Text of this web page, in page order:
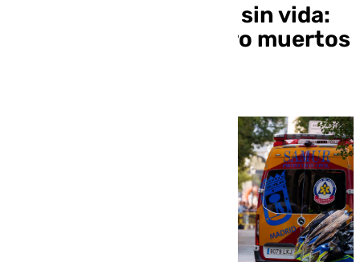
del edificio en Madrid sin vida:
la tragedia deja cuatro muertos